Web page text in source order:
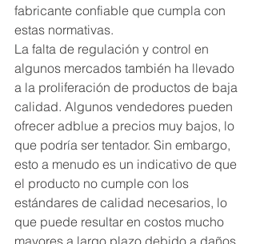
fabricante confiable que cumpla con
estas normativas.
La falta de regulación y control en
algunos mercados también ha llevado
a la proliferación de productos de baja
calidad. Algunos vendedores pueden
ofrecer adblue a precios muy bajos, lo
que podría ser tentador. Sin embargo,
esto a menudo es un indicativo de que
el producto no cumple con los
estándares de calidad necesarios, lo
que puede resultar en costos mucho
mayores a largo plazo debido a daños